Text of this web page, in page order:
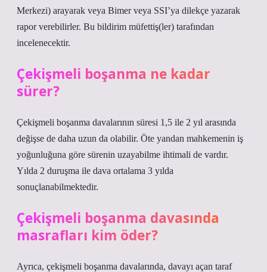
Merkezi) arayarak veya Bimer veya SSI’ya dilekçe yazarak
rapor verebilirler. Bu bildirim müfettiş(ler) tarafından
incelenecektir.
Çekişmeli boşanma ne kadar
sürer?
Çekişmeli boşanma davalarının süresi 1,5 ile 2 yıl arasında
değişse de daha uzun da olabilir. Öte yandan mahkemenin iş
yoğunluğuna göre sürenin uzayabilme ihtimali de vardır.
Yılda 2 duruşma ile dava ortalama 3 yılda
sonuçlanabilmektedir.
Çekişmeli boşanma davasında
masrafları kim öder?
Ayrıca, çekişmeli boşanma davalarında, davayı açan taraf